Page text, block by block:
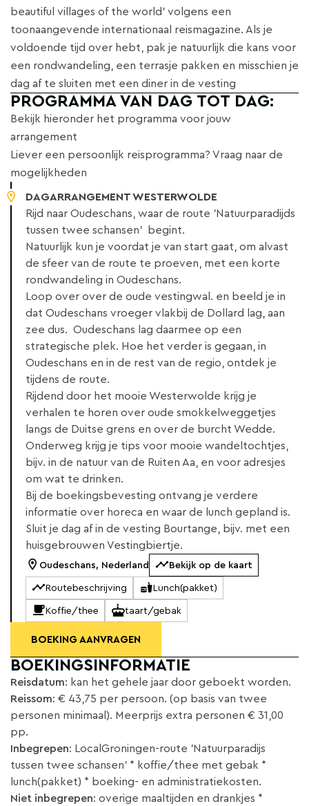
beautiful villages of the world' volgens een
toonaangevende internationaal reismagazine. Als je
voldoende tijd over hebt, pak je natuurlijk die kans voor
een rondwandeling, een terrasje pakken en misschien je
dag af te sluiten met een diner in de vesting
PROGRAMMA VAN DAG TOT DAG:
Bekijk hieronder het programma voor jouw
arrangement
Liever een persoonlijk reisprogramma? Vraag naar de
mogelijkheden
DAGARRANGEMENT WESTERWOLDE
Rijd naar Oudeschans, waar de route 'Natuurparadijds
tussen twee schansen' begint.
Natuurlijk kun je voordat je van start gaat, om alvast
de sfeer van de route te proeven, met een korte
rondwandeling in Oudeschans.
Loop over over de oude vestingwal. en beeld je in
dat Oudeschans vroeger vlakbij de Dollard lag, aan
zee dus. Oudeschans lag daarmee op een
strategische plek. Hoe het verder is gegaan, in
Oudeschans en in de rest van de regio, ontdek je
tijdens de route.
Rijdend door het mooie Westerwolde krijg je
verhalen te horen over oude smokkelweggetjes
langs de Duitse grens en over de burcht Wedde.
Onderweg krijg je tips voor mooie wandeltochtjes,
bijv. in de natuur van de Ruiten Aa, en voor adresjes
om wat te drinken.
Bij de boekingsbevesting ontvang je verdere
informatie over horeca en waar de lunch gepland is.
Sluit je dag af in de vesting Bourtange, bijv. met een
huisgebrouwen Vestingbiertje.
Oudeschans, Nederland Bekijk op de kaart
Routebeschrijving Lunch(pakket)
Koffie/thee taart/gebak
BOEKING AANVRAGEN
BOEKINGSINFORMATIE
Reisdatum: kan het gehele jaar door geboekt worden.
Reissom: € 43,75 per persoon. (op basis van twee
personen minimaal). Meerprijs extra personen € 31,00
pp.
Inbegrepen: LocalGroningen-route 'Natuurparadijs
tussen twee schansen' * koffie/thee met gebak *
lunch(pakket) * boeking- en administratiekosten.
Niet inbegrepen: overige maaltijden en drankjes *